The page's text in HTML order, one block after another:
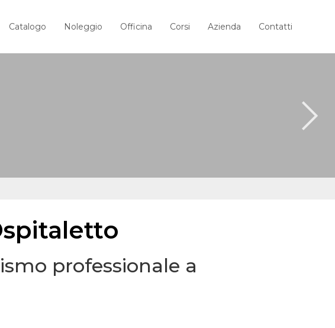
Catalogo Noleggio Officina Corsi Azienda Contatti
professionale a